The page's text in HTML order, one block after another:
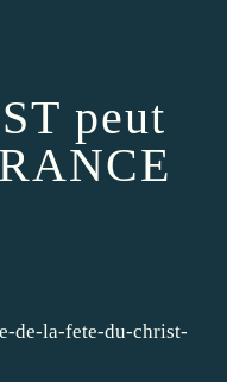
peut
de-la-fete-du-christ-